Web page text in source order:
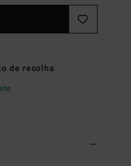
de recolha